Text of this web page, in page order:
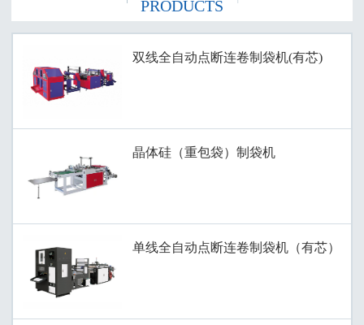
PRODUCTS
双线全自动点断连卷制袋机(有芯)
晶体硅（重包袋）制袋机
单线全自动点断连卷制袋机（有芯）